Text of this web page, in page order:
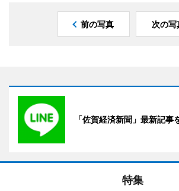
前の写真 次の写
「佐賀経済新聞」最新記事
特集